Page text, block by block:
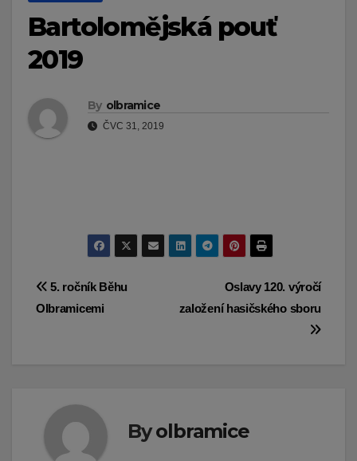
Bartolomějská pouť
2019
By olbramice
ČVC 31, 2019
Navigace
Oslavy 120. výročí
založení hasičského sboru
5. ročník Běhu
Olbramicemi
Byolbramice